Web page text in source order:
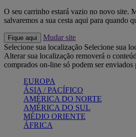
O seu carrinho estará vazio no novo site.
salvaremos a sua cesta aqui para quando
Fique aqui
Mudar site
Selecione sua localização Selecione sua
Alterar sua localização removerá o
comprados on-line só podem ser enviados
EUROPA
ÁSIA / PACÍFICO
AMÉRICA DO NORTE
AMÉRICA DO SUL
MÉDIO ORIENTE
ÁFRICA